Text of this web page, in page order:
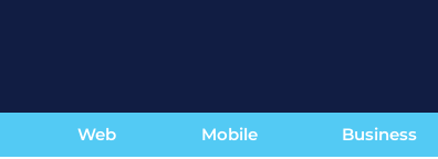
Web Mobile Business